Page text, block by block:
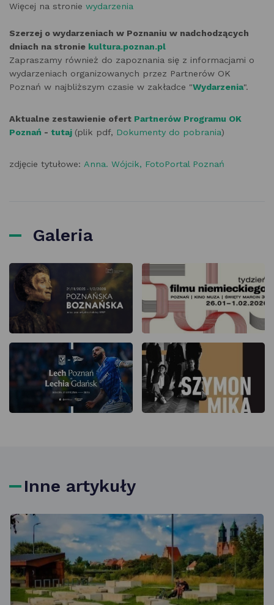
Więcej na stronie wydarzenia
Szerzej o wydarzeniach w Poznaniu w nadchodzących
dniach na stronie kultura.poznan.pl
Zapraszamy również do zapoznania się z informacjami o
wydarzeniach organizowanych przez Partnerów OK
Poznań w najbliższym czasie w zakładce "Wydarzenia".
Aktualne zestawienie ofert Partnerów Programu OK
Poznań - tutaj (plik pdf, Dokumenty do pobrania)
zdjęcie tytułowe: Anna. Wójcik, FotoPortal Poznań
Galeria
Inne artykuły